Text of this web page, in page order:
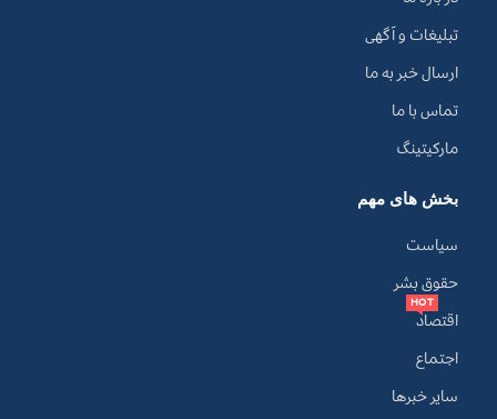
تبلیغات و آگهی
ارسال خبر به ما
تماس با ما
مارکیتینگ
بخش های مهم
سیاست
حقوق بشر
اقتصاد
HOT
اجتماع
سایر خبرها